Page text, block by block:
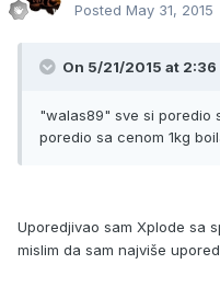
Posted May 31, 2015
On 5/21/2015 at
"walas89" sve si poredio
poredio sa cenom 1kg
Uporedjivao sam Xplode sa
mislim da sam najviše